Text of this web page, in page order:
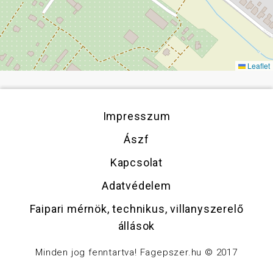
Leaflet
Impresszum
Ászf
Kapcsolat
Adatvédelem
Faipari mérnök, technikus, villanyszerelő
állások
Minden jog fenntartva! Fagepszer.hu © 2017